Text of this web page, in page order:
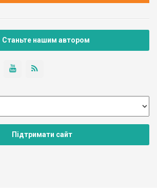
Станьте нашим автором
Підтримати сайт